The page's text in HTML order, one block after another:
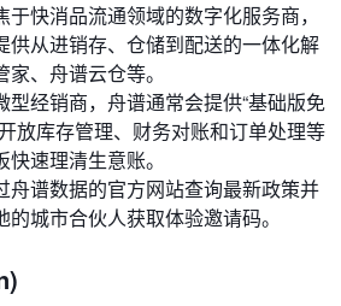
于快消品流通领域的数字化服务商，
供从进销存、仓储到配送的一体化解
、舟谱云仓等。
型经销商，舟谱通常会提供“基础版免
放库存管理、财务对账和订单处理等
速理清生意账。
舟谱数据的官方网站查询最新政策并
城市合伙人获取体验邀请码。